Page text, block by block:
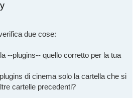
due cose:
--plugins-- quello corretto per la tua
di cinema solo la cartella che si
cartelle precedenti?